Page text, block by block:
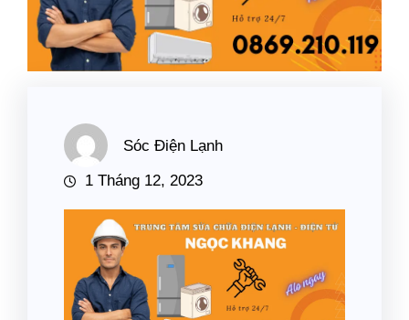
Sóc Điện Lạnh
1 Tháng 12, 2023